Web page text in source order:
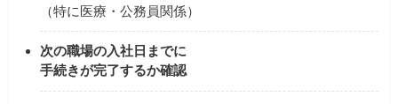
（特に医療・公務員関係）
次の職場の入社日までに
手続きが完了するか確認